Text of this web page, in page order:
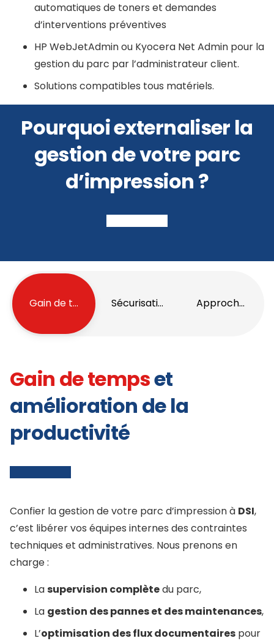
automatiques de toners et demandes
d’interventions préventives
HP WebJetAdmin ou Kyocera Net Admin pour la
gestion du parc par l’administrateur client.
Solutions compatibles tous matériels.
Pourquoi externaliser la
gestion de votre parc
d’impression ?
Gain de temps Sécurisation Approche
Gain de tempset
amélioration de la
productivité
Confier la gestion de votre parc d’impression à DSI,
c’est libérer vos équipes internes des contraintes
techniques et administratives. Nous prenons en
charge :
Lasupervision complètedu parc,
La gestion des pannes et des maintenances,
L’optimisation des flux documentaires pour